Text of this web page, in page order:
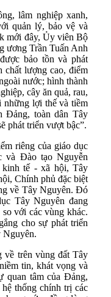
lâm nghiệp xanh,
quản lý, bảo vệ và
mới đây, Ủy viên Bộ
ương Trần Tuấn Anh
bảo tồn và phát
chất lượng cao, điểm
nước; hình thành
cây ăn quả, rau,
lợi thế và tiềm
Đảng, toàn dân Tây
phát triển vượt bậc”.
riêng của giáo dục
và Đào tạo Nguyễn
tế - xã hội, Tây
Chính phủ đặc biệt
về Tây Nguyên. Đó
Tây Nguyên đang
với các vùng khác.
cho sự phát triển
Nguyên.
về trên vùng đất Tây
tin, khát vọng và
quan tâm của Đảng,
thống chính trị các